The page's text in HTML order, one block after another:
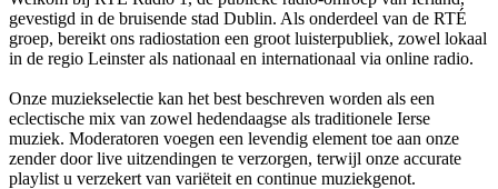
gevestigd in de bruisende stad Dublin. Als onderdeel van de RTÉ
groep, bereikt ons radiostation een groot luisterpubliek, zowel lokaal
in de regio Leinster als nationaal en internationaal via online radio.
Onze muziekselectie kan het best beschreven worden als een
eclectische mix van zowel hedendaagse als traditionele Ierse
muziek. Moderatoren voegen een levendig element toe aan onze
zender door live uitzendingen te verzorgen, terwijl onze accurate
playlist u verzekert van variëteit en continue muziekgenot.